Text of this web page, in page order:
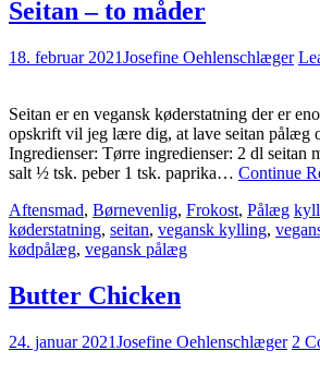
Seitan – to måder
18. februar 2021Josefine Oehlenschlæger
Seitan er en vegansk køderstatning der er
opskrift vil jeg lære dig, at lave seitan pålæg
Ingredienser: Tørre ingredienser: 2 dl seitan
salt ½ tsk. peber 1 tsk. paprika… Continue
Aftensmad, Børnevenlig, Frokost, Pålæg
køderstatning, seitan, vegansk kylling,
kødpålæg, vegansk pålæg
Butter Chicken
24. januar 2021Josefine Oehlenschlæger 2